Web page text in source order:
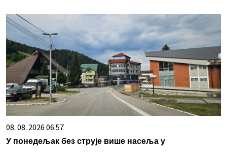
08. 08. 2026 06:57
У понедељак без струје више насеља у